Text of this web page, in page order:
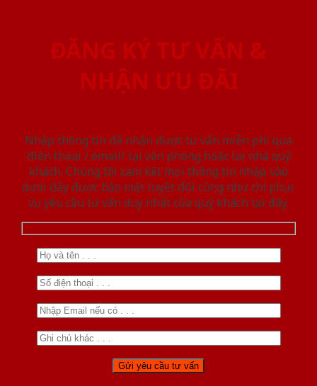
ĐĂNG KÝ TƯ VẤN &
NHẬN ƯU ĐÃI
Nhập thông tin để nhận được tư vấn miễn phí qua
điện thoại / email/ tại văn phòng hoặc tại nhà quý
khách. Chúng tôi cam kết mọi thông tin nhập vào
dưới đây được bảo mật tuyệt đối cũng như chỉ phục
vụ yêu cầu tư vấn duy nhất của quý khách tại đây.